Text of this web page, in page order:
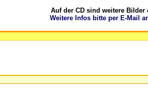
Auf der CD sind weitere
Weitere Infos bitte per E-Mail